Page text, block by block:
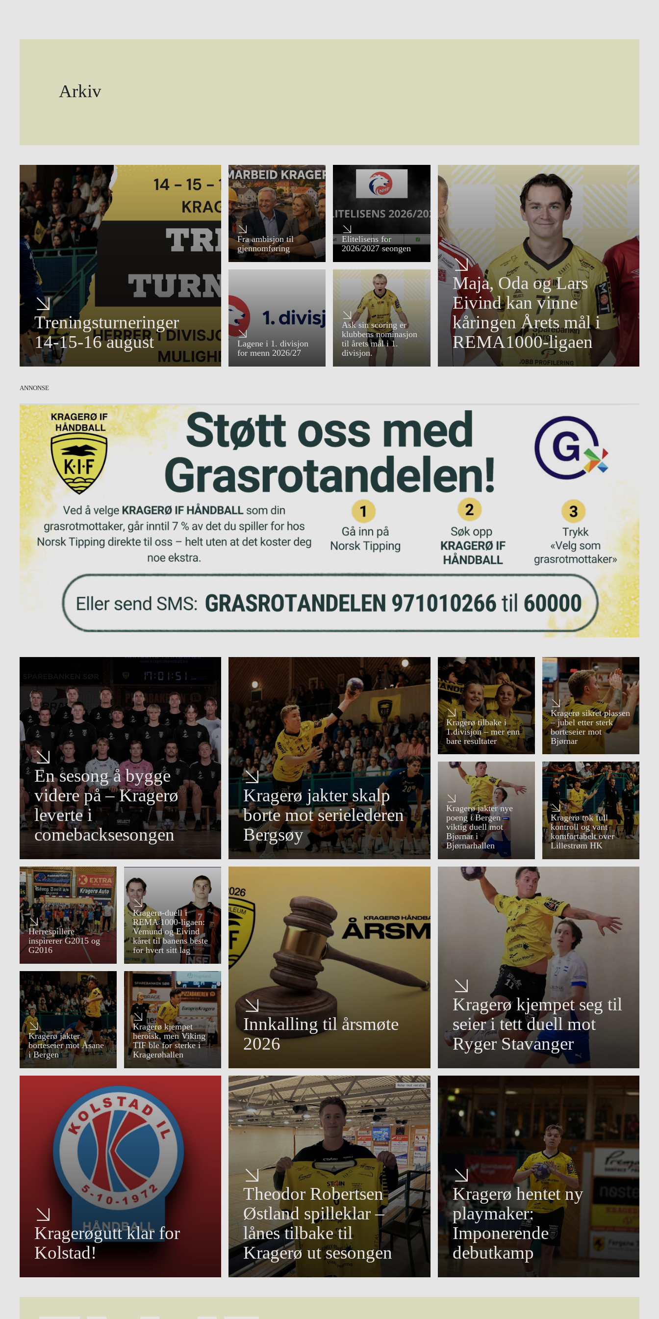
Arkiv
Treningsturneringer
14-15-16 august
Fra ambisjon til
gjennomføring
Elitelisens for
2026/2027 seongen
Lagene i 1. divisjon
for menn 2026/27
Ask sin scoring er
klubbens nominasjon
til årets mål i 1.
divisjon.
Maja, Oda og Lars
Eivind kan vinne
kåringen Årets mål i
REMA1000-ligaen
En sesong å bygge
videre på – Kragerø
leverte i
comebacksesongen
Kragerø jakter skalp
borte mot serielederen
Bergsøy
Kragerø tilbake i
1.divisjon – mer enn
bare resultater
Kragerø sikret plassen
– jubel etter sterk
borteseier mot
Bjørnar
Kragerø jakter nye
poeng i Bergen –
viktig duell mot
Bjørnar i
Bjørnarhallen
Kragerø tok full
kontroll og vant
komfortabelt over
Lillestrøm HK
Herrespillere
inspirerer G2015 og
G2016
Kragerø-duell i
REMA 1000‑ligaen:
Vemund og Eivind
kåret til banens beste
for hvert sitt lag
Kragerø jakter
borteseier mot Åsane
i Bergen
Kragerø kjempet
heroisk, men Viking
TIF ble for sterke i
Kragerøhallen
Innkalling til årsmøte
2026
Kragerø kjempet seg til
seier i tett duell mot
Ryger Stavanger
Kragerøgutt klar for
Kolstad!
Theodor Robertsen
Østland spilleklar –
lånes tilbake til
Kragerø ut sesongen
Kragerø hentet ny
playmaker:
Imponerende
debutkamp